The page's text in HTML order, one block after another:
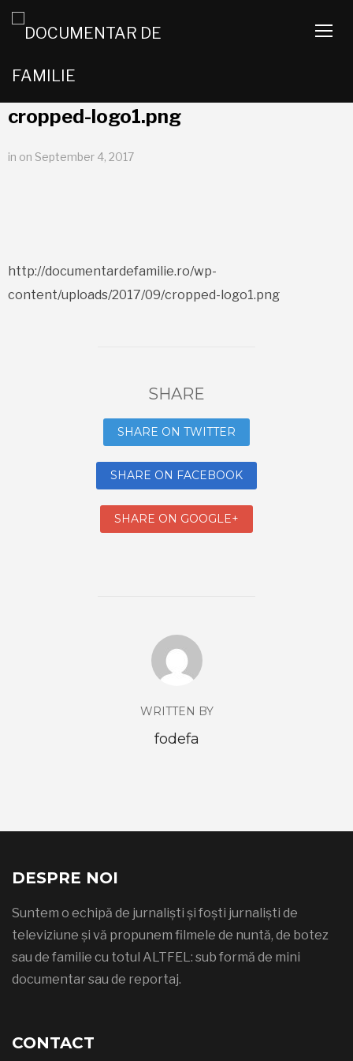
cropped-logo1.png
in on September 4, 2017
http://documentardefamilie.ro/wp-
content/uploads/2017/09/cropped-logo1.png
SHARE
SHARE ON TWITTER
SHARE ON FACEBOOK
SHARE ON GOOGLE+
WRITTEN BY
fodefa
DESPRE NOI
Suntem o echipă de jurnaliști și foști jurnaliști de
televiziune și vă propunem filmele de nuntă, de botez
sau de familie cu totul ALTFEL: sub formă de mini
documentar sau de reportaj.
CONTACT